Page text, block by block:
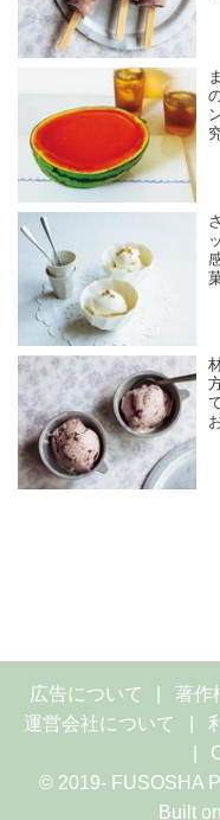
広告について 著作
運営会社について
© 2019- FUSOSHA
Built on